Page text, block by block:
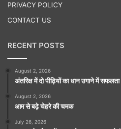
PRIVACY POLICY
CONTACT US
RECENT POSTS
August 2, 2026
अंतरिक्ष में दो पीढ़ियों का धान उगाने में सफलता
August 2, 2026
आम से बढ़े चेहरे की चमक
July 26, 2026